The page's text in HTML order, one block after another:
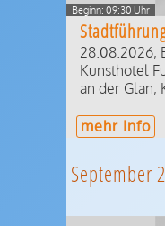
Beginn: 09:30 Uhr
28.08.2026,
Kunsthotel
an der Glan,
mehr Info
September